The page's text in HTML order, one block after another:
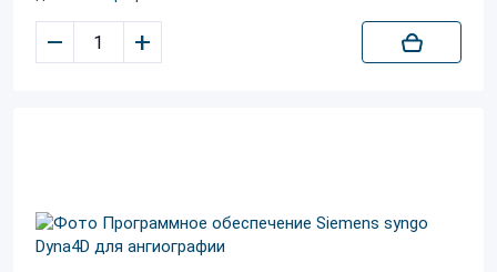
– +